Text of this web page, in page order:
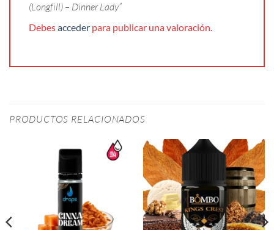
(Longfill) – Dinner Lady”
Debesacceder para publicar una valoración.
PRODUCTOS RELACIONADOS